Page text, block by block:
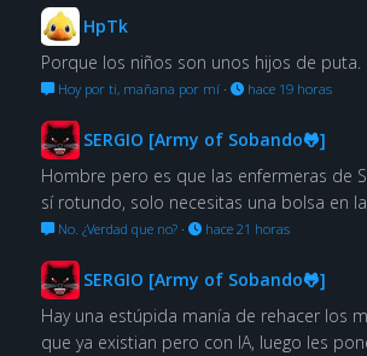
HpTk
Porque los niños son unos hijos de puta.
Hoy por ti, mañana por mí· hace 19 horas
SERGIO [Army of Sobando🐸]
Hombre pero es que las enfermeras de
sí rotundo, solo necesitas una bolsa en
No. ¿Verdad que no?· hace 21 horas
SERGIO [Army of Sobando🐸]
Hay una estúpida manía de rehacer los
que ya existian pero con IA, luego les